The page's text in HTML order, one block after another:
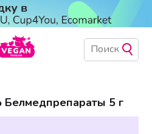
Белмедпрепараты 5 г